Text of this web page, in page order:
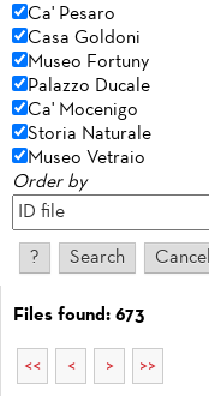
Ca' Pesaro
Casa Goldoni
Museo Fortuny
Palazzo Ducale
Ca' Mocenigo
Storia Naturale
Museo Vetraio
Order by
Files found: 673
<< < > >>